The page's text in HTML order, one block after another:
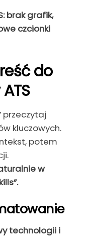
brak grafik,
czcionki
do
przeczytaj
kluczowych.
potem
w
technologii i